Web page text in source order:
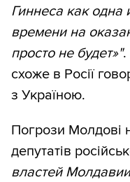
Гиннеса как одна
времени на
просто не будет»".
схоже в Росії
з Україною.
Погрози Молдові
депутатів
властей